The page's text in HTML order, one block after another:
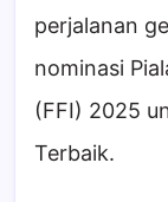
perjalanan
nominasi
(FFI) 2025
Terbaik.